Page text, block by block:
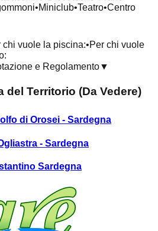
•Miniclub•Teatro•Centro
chi vuole la piscina:•Per chi vuole
e Regolamento▼
Territorio (Da Vedere)
di Orosei - Sardegna
- Sardegna
Sardegna